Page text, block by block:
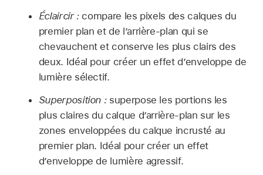
Éclaircir :compare les pixels des calques du
premier plan et de l’arrière-plan qui se
chevauchent et conserve les plus clairs des
deux. Idéal pour créer un effet d’enveloppe de
lumière sélectif.
Superposition :superpose les portions les
plus claires du calque d’arrière-plan sur les
zones enveloppées du calque incrusté au
premier plan. Idéal pour créer un effet
d’enveloppe de lumière agressif.